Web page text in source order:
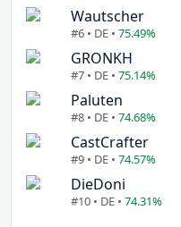
Wautscher
#6 • DE • 75.49%
GRONKH
#7 • DE • 75.14%
Paluten
#8 • DE • 74.68%
CastCrafter
#9 • DE • 74.57%
DieDoni
#10 • DE • 74.31%